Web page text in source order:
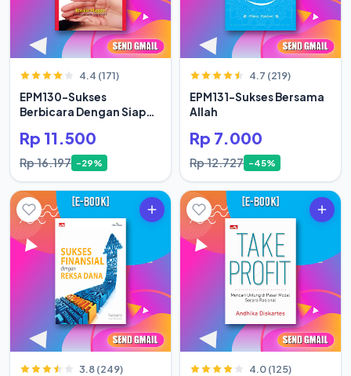
4.4 (171)
EPM130-Sukses
Berbicara Dengan Siapa
Rp 11.500
Rp 16.197 -29%
4.7 (219)
EPM131-Sukses Bersama
Allah
Rp 7.000
Rp 12.727 -45%
3.8 (249) 4.0 (125)